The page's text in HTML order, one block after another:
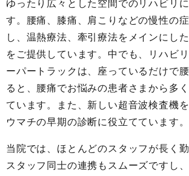
ゆったり広々とした空間でのリハビリ
す。腰痛、膝痛、肩こりなどの慢性の
し、温熱療法、牽引療法をメインにし
をご提供しています。中でも、リハビ
ーパートラックは、座っているだけで
ると、腰痛でお悩みの患者さまから多
ています。また、新しい超音波検査機
ウマチの早期の診断に役立てています。
当院では、ほとんどのスタッフが長く勤
スタッフ同士の連携もスムーズですし